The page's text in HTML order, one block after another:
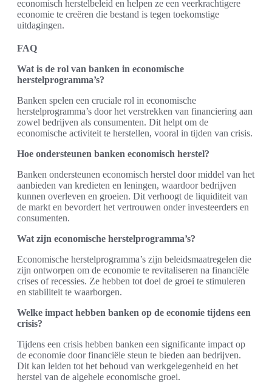
economisch herstelbeleid en helpen ze een veerkrachtigere
economie te creëren die bestand is tegen toekomstige
uitdagingen.
FAQ
Wat is de rol van banken in economische
herstelprogramma’s?
Banken spelen een cruciale rol in economische
herstelprogramma’s door het verstrekken van financiering aan
zowel bedrijven als consumenten. Dit helpt om de
economische activiteit te herstellen, vooral in tijden van crisis.
Hoe ondersteunen banken economisch herstel?
Banken ondersteunen economisch herstel door middel van het
aanbieden van kredieten en leningen, waardoor bedrijven
kunnen overleven en groeien. Dit verhoogt de liquiditeit van
de markt en bevordert het vertrouwen onder investeerders en
consumenten.
Wat zijn economische herstelprogramma’s?
Economische herstelprogramma’s zijn beleidsmaatregelen die
zijn ontworpen om de economie te revitaliseren na financiële
crises of recessies. Ze hebben tot doel de groei te stimuleren
en stabiliteit te waarborgen.
Welke impact hebben banken op de economie tijdens een
crisis?
Tijdens een crisis hebben banken een significante impact op
de economie door financiële steun te bieden aan bedrijven.
Dit kan leiden tot het behoud van werkgelegenheid en het
herstel van de algehele economische groei.